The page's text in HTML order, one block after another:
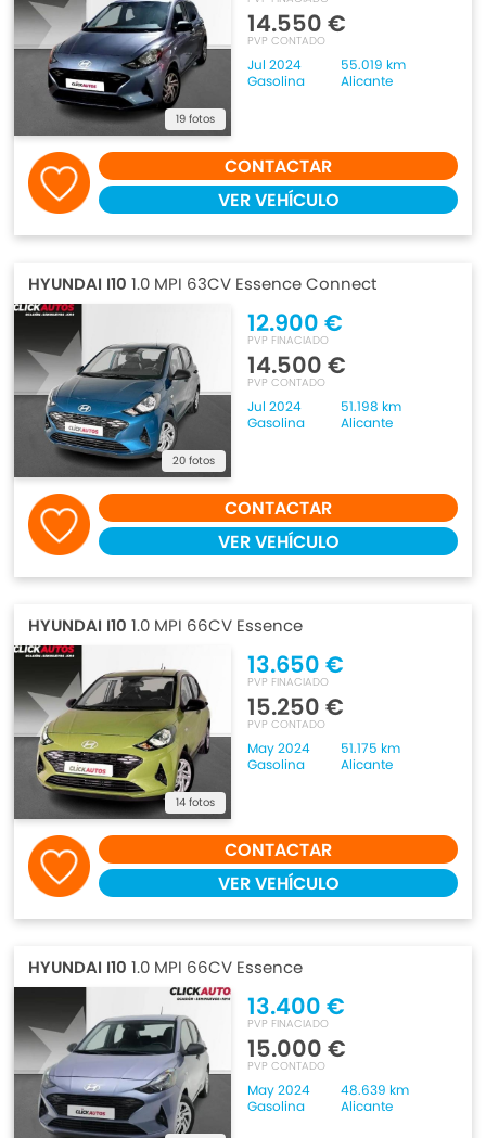
19 fotos
14.550 €
PVP CONTADO
Jul 2024
55.019 km
Gasolina
Alicante
CONTACTAR
VER VEHÍCULO
HYUNDAI I10 1.0 MPI 63CV Essence Connect
20 fotos
12.900 €
PVP FINACIADO
14.500 €
PVP CONTADO
Jul 2024
51.198 km
Gasolina
Alicante
CONTACTAR
VER VEHÍCULO
HYUNDAI I10 1.0 MPI 66CV Essence
14 fotos
13.650 €
PVP FINACIADO
15.250 €
PVP CONTADO
May 2024
51.175 km
Gasolina
Alicante
CONTACTAR
VER VEHÍCULO
HYUNDAI I10 1.0 MPI 66CV Essence
13.400 €
PVP FINACIADO
15.000 €
PVP CONTADO
May 2024
48.639 km
Gasolina
Alicante